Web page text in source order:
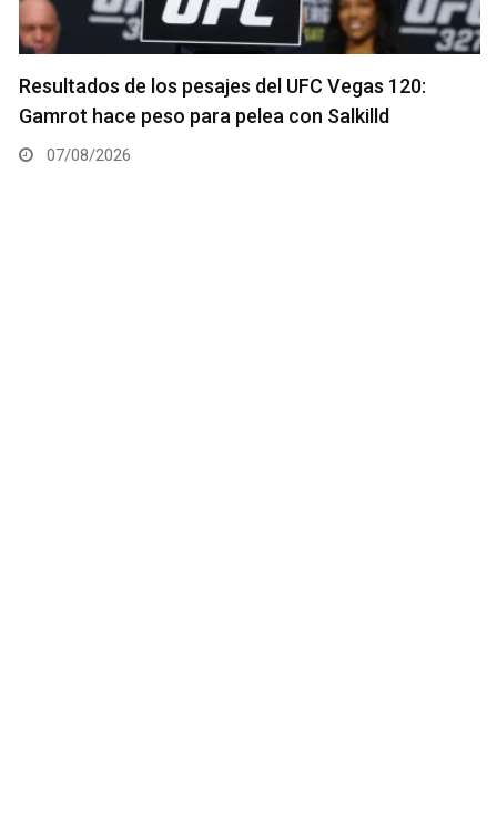
Resultados de los pesajes del UFC Vegas 120:
Gamrot hace peso para pelea con Salkilld
07/08/2026